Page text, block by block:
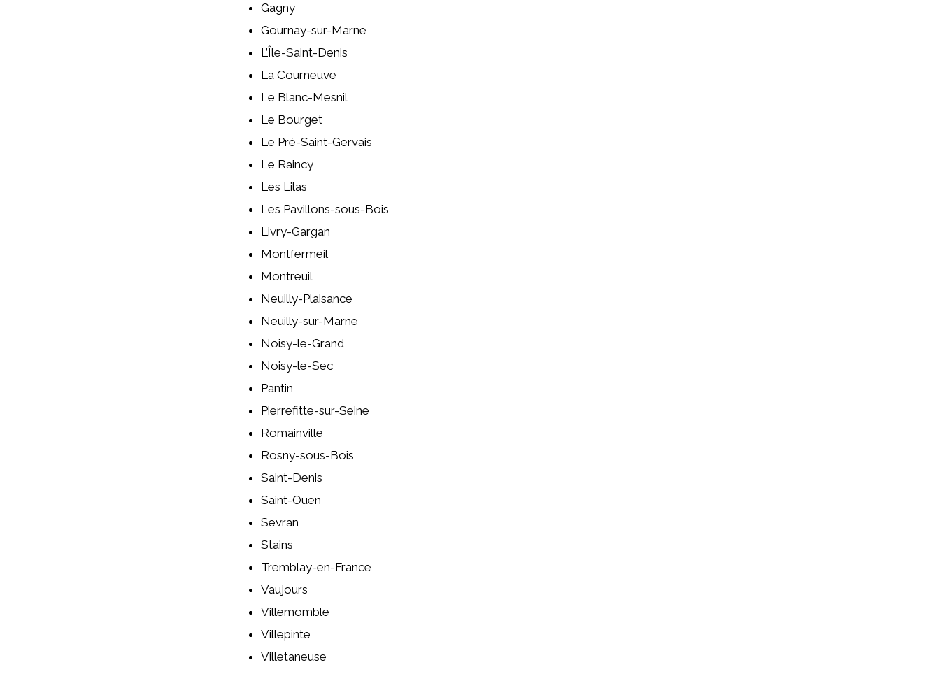
Gagny
Gournay-sur-Marne
L’Île-Saint-Denis
La Courneuve
Le Blanc-Mesnil
Le Bourget
Le Pré-Saint-Gervais
Le Raincy
Les Lilas
Les Pavillons-sous-Bois
Livry-Gargan
Montfermeil
Montreuil
Neuilly-Plaisance
Neuilly-sur-Marne
Noisy-le-Grand
Noisy-le-Sec
Pantin
Pierrefitte-sur-Seine
Romainville
Rosny-sous-Bois
Saint-Denis
Saint-Ouen
Sevran
Stains
Tremblay-en-France
Vaujours
Villemomble
Villepinte
Villetaneuse